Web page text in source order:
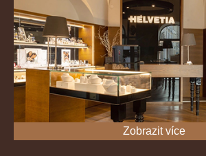
Zobrazit více